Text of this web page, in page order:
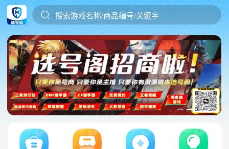
搜索游戏名称/商品编号/关键字